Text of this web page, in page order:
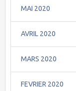
MAI 2020
AVRIL 2020
MARS 2020
FEVRIER 2020